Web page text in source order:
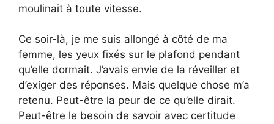
moulinait à toute vitesse.
Ce soir-là, je me suis allongé à côté de ma
femme, les yeux fixés sur le plafond pendant
qu’elle dormait. J’avais envie de la réveiller et
d’exiger des réponses. Mais quelque chose m’a
retenu. Peut-être la peur de ce qu’elle dirait.
Peut-être le besoin de savoir avec certitude